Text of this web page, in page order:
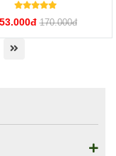
170.000đ